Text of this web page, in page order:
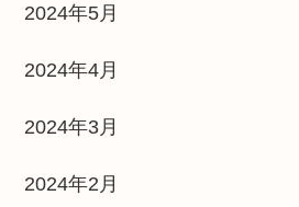
2024年5月
2024年4月
2024年3月
2024年2月